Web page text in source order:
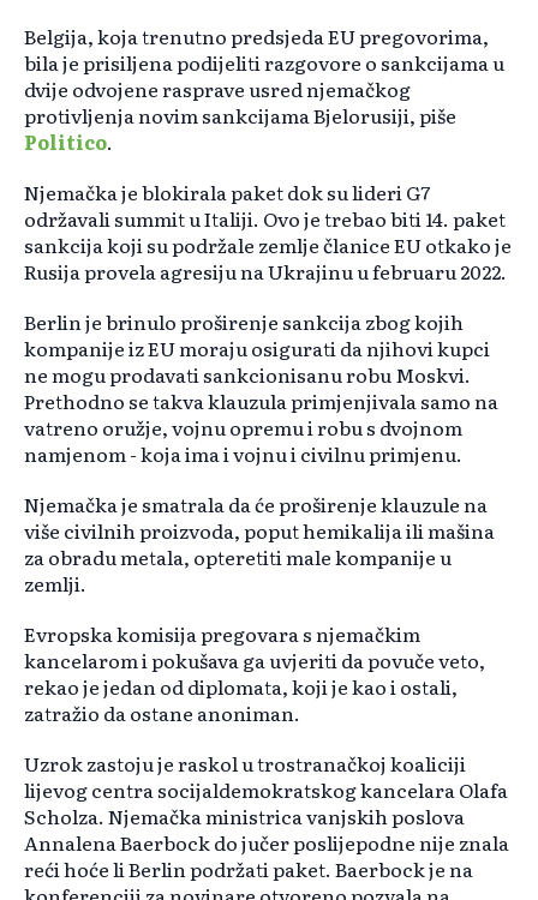
Belgija, koja trenutno predsjeda EU pregovorima,
bila je prisiljena podijeliti razgovore o sankcijama u
dvije odvojene rasprave usred njemačkog
protivljenja novim sankcijama Bjelorusiji, piše
Politico.
Njemačka je blokirala paket dok su lideri G7
održavali summit u Italiji. Ovo je trebao biti 14. paket
sankcija koji su podržale zemlje članice EU otkako je
Rusija provela agresiju na Ukrajinu u februaru 2022.
Berlin je brinulo proširenje sankcija zbog kojih
kompanije iz EU moraju osigurati da njihovi kupci
ne mogu prodavati sankcionisanu robu Moskvi.
Prethodno se takva klauzula primjenjivala samo na
vatreno oružje, vojnu opremu i robu s dvojnom
namjenom - koja ima i vojnu i civilnu primjenu.
Njemačka je smatrala da će proširenje klauzule na
više civilnih proizvoda, poput hemikalija ili mašina
za obradu metala, opteretiti male kompanije u
zemlji.
Evropska komisija pregovara s njemačkim
kancelarom i pokušava ga uvjeriti da povuče veto,
rekao je jedan od diplomata, koji je kao i ostali,
zatražio da ostane anoniman.
Uzrok zastoju je raskol u trostranačkoj koaliciji
lijevog centra socijaldemokratskog kancelara Olafa
Scholza. Njemačka ministrica vanjskih poslova
Annalena Baerbock do jučer poslijepodne nije znala
reći hoće li Berlin podržati paket. Baerbock je na